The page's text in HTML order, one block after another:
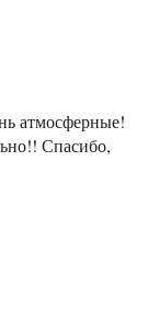
атмосферные!
Спасибо,